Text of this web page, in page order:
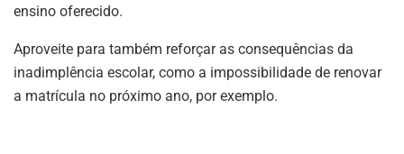
ensino oferecido.
Aproveite para também reforçar as consequências da
inadimplência escolar, como a impossibilidade de renovar
a matrícula no próximo ano, por exemplo.